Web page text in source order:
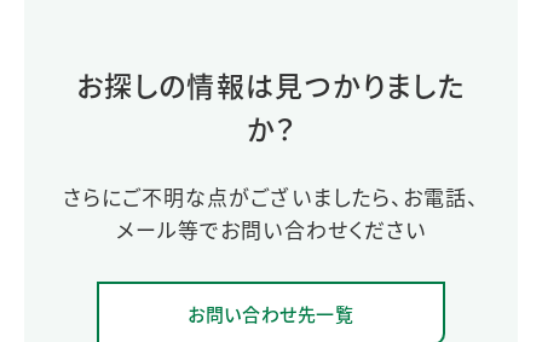
お探しの情報は見つかりました
か？
さらにご不明な点がございましたら、お電話、
メール等でお問い合わせください
お問い合わせ先一覧